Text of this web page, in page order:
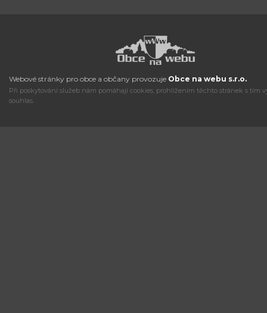
Webové stránky pro obce a občany provozuje Obce na webu s.r.o.
Při poskytování služeb nám pomáhají cookies, prohlížením těchto stránek s tím
souhlas.